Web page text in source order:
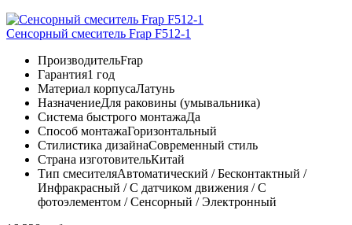
Сенсорный смеситель Frap F512-1
ПроизводительFrap
Гарантия1 год
Материал корпусаЛатунь
НазначениеДля раковины (умывальника)
Система быстрого монтажаДа
Способ монтажаГоризонтальный
Стилистика дизайнаСовременный стиль
Страна изготовительКитай
Тип смесителяАвтоматический / Бесконтактный /
Инфракрасный / С датчиком движения / С
фотоэлементом / Сенсорный / Электронный